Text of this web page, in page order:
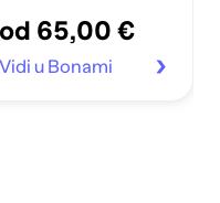
od 65,00 €
Vidi u Bonami